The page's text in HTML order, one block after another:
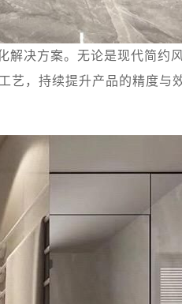
决方案。无论是现代简约
，持续提升产品的精度与